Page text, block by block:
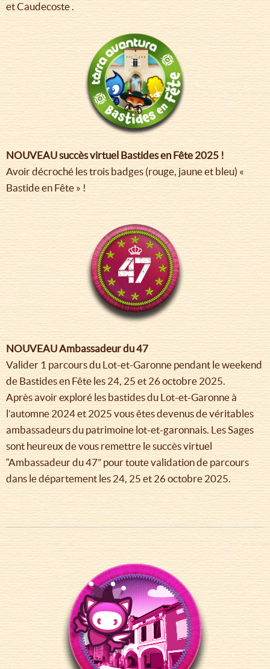
et Caudecoste .
NOUVEAU succès virtuel Bastides en Fête 2025 !
Avoir décroché les trois badges (rouge, jaune et bleu) «
Bastide en Fête » !
NOUVEAU Ambassadeur du 47
Valider 1 parcours du Lot-et-Garonne pendant le weekend
de Bastides en Fête les 24, 25 et 26 octobre 2025.
Après avoir exploré les bastides du Lot-et-Garonne à
l’automne 2024 et 2025 vous êtes devenus de véritables
ambassadeurs du patrimoine lot-et-garonnais. Les Sages
sont heureux de vous remettre le succès virtuel
“Ambassadeur du 47” pour toute validation de parcours
dans le département les 24, 25 et 26 octobre 2025.